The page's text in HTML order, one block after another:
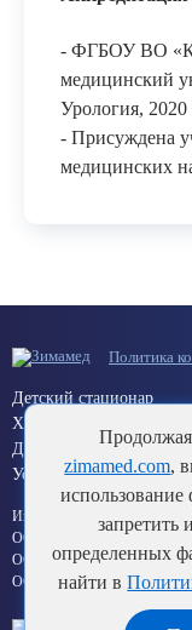
- ФГБОУ ВО
медицинский
Урология, 2020
- Присуждена
медицинских
Продолжая
zimamed.com,
запретить
определенных
найти в
Политика
Детский стационар
Хирургический
Дневной стационар
Услуги по ОМС
Информация об исполнителе:
ООО «Здоровье Кубани»
ООО «Импульс» ИНН
ООО «Формула здоровья»